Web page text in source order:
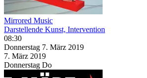
Mirrored Music
Darstellende Kunst, Intervention
08:30
Donnerstag 7. März 2019
7. März 2019
Donnerstag Do